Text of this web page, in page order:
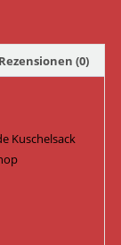
Rezensionen (0)
Kuschelsack